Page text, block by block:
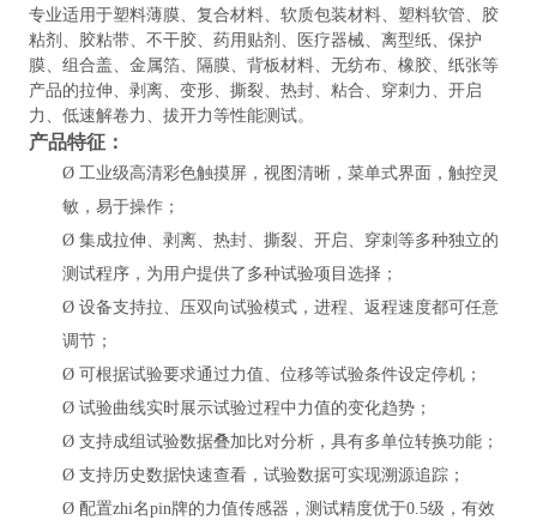
专业适用于塑料薄膜、复合材料、软质包装材料、塑料软管、胶
粘剂、胶粘带、不干胶、药用贴剂、医疗器械、离型纸、保护
膜、组合盖、金属箔、隔膜、背板材料、无纺布、橡胶、纸张等
产品的拉伸、剥离、变形、撕裂、热封、粘合、穿刺力、开启
力、低速解卷力、拔开力等性能测试。
产品特征：
Ø 工业级高清彩色触摸屏，视图清晰，菜单式界面，触控灵
敏，易于操作；
Ø 集成拉伸、剥离、热封、撕裂、开启、穿刺等多种独立的
测试程序，为用户提供了多种试验项目选择；
Ø 设备支持拉、压双向试验模式，进程、返程速度都可任意
调节；
Ø 可根据试验要求通过力值、位移等试验条件设定停机；
Ø 试验曲线实时展示试验过程中力值的变化趋势；
Ø 支持成组试验数据叠加比对分析，具有多单位转换功能；
Ø 支持历史数据快速查看，试验数据可实现溯源追踪；
Ø 配置zhi名pin牌的力值传感器，测试精度优于0.5级，有效